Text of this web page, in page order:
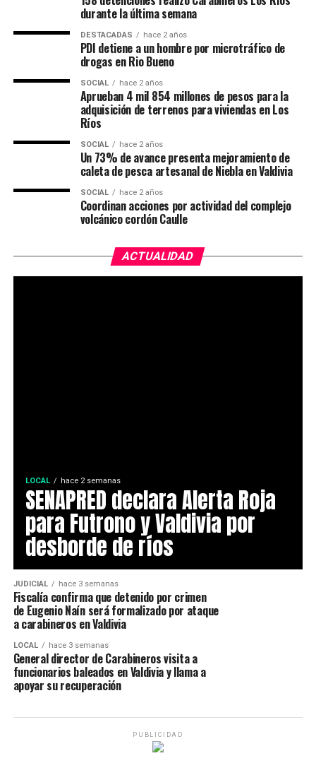
durante la última semana
DESTACADAS hace 2 años
PDI detiene a un hombre por microtráfico de
drogas en Rio Bueno
SOCIAL hace 2 años
Aprueban 4 mil 854 millones de pesos para la
adquisición de terrenos para viviendas en Los
Ríos
SOCIAL hace 2 años
Un 73% de avance presenta mejoramiento de
caleta de pesca artesanal de Niebla en Valdivia
SOCIAL hace 2 años
Coordinan acciones por actividad del complejo
volcánico cordón Caulle
ACTUALIDAD
LOCAL hace 2 semanas
SENAPRED declara Alerta Roja
para Futrono y Valdivia por
desborde de ríos
JUDICIAL hace 3 semanas
Fiscalía confirma que detenido por crimen
de Eugenio Naín será formalizado por ataque
a carabineros en Valdivia
LOCAL hace 3 semanas
General director de Carabineros visita a
funcionarios baleados en Valdivia y llama a
apoyar su recuperación
PUBLICIDAD